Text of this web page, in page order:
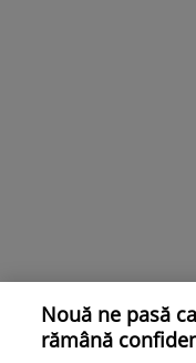
Nouă ne pasă
rămână